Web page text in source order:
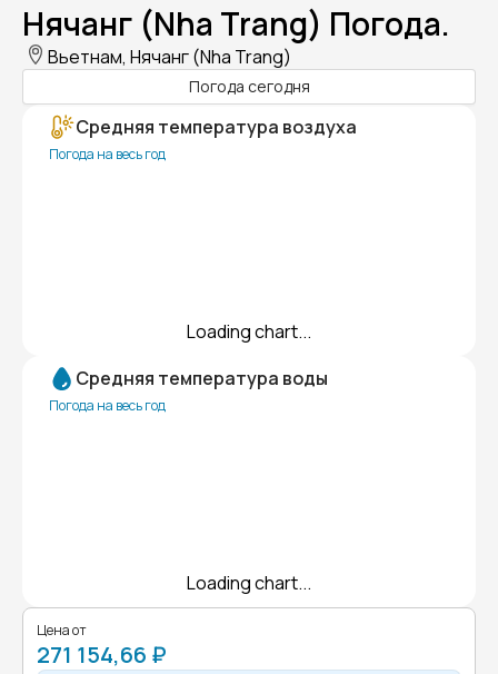
Нячанг (Nha Trang) Погода.
Вьетнам, Нячанг (Nha Trang)
Погода сегодня
Средняя температура воздуха
Погода на весь год
Loading chart...
Средняя температура воды
Погода на весь год
Loading chart...
Цена от
271 154,66 ₽